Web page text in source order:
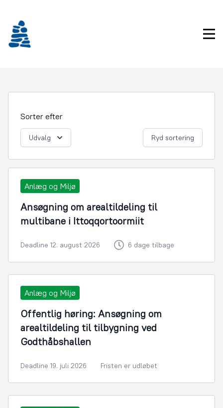
indhold
Sorter efter
Udvalg Ryd sortering
Anlæg og Miljø
Ansøgning om arealtildeling til
multibane i Ittoqqortoormiit
Deadline 12. august 2026 6 dage tilbage
Anlæg og Miljø
Offentlig høring: Ansøgning om
arealtildeling til tilbygning ved
Godthåbshallen
Deadline 19. juli 2026 Fristen er udløbet